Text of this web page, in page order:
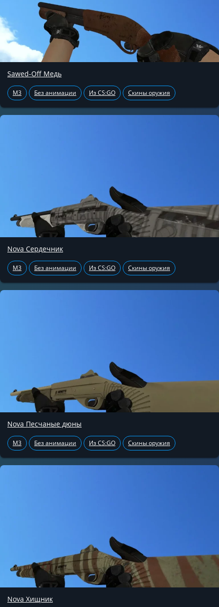
Sawed-Off Медь
M3 Без анимации Из CS:GO Скины оружия
Nova Сердечник
M3 Без анимации Из CS:GO Скины оружия
Nova Песчаные дюны
M3 Без анимации Из CS:GO Скины оружия
Nova Хищник